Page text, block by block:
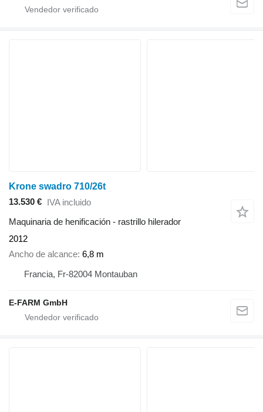
Krone swadro 710/26t
13.530 € IVA incluido
Maquinaria de henificación - rastrillo hilerador
2012
Ancho de alcance 6,8 m
Francia, Fr-82004 Montauban
E-FARM GmbH